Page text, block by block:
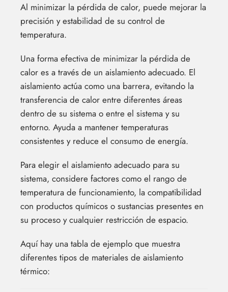
Al minimizar la pérdida de calor, puede mejorar la
precisión y estabilidad de su control de
temperatura.
Una forma efectiva de minimizar la pérdida de
calor es a través de un aislamiento adecuado. El
aislamiento actúa como una barrera, evitando la
transferencia de calor entre diferentes áreas
dentro de su sistema o entre el sistema y su
entorno. Ayuda a mantener temperaturas
consistentes y reduce el consumo de energía.
Para elegir el aislamiento adecuado para su
sistema, considere factores como el rango de
temperatura de funcionamiento, la compatibilidad
con productos químicos o sustancias presentes en
su proceso y cualquier restricción de espacio.
Aquí hay una tabla de ejemplo que muestra
diferentes tipos de materiales de aislamiento
térmico: